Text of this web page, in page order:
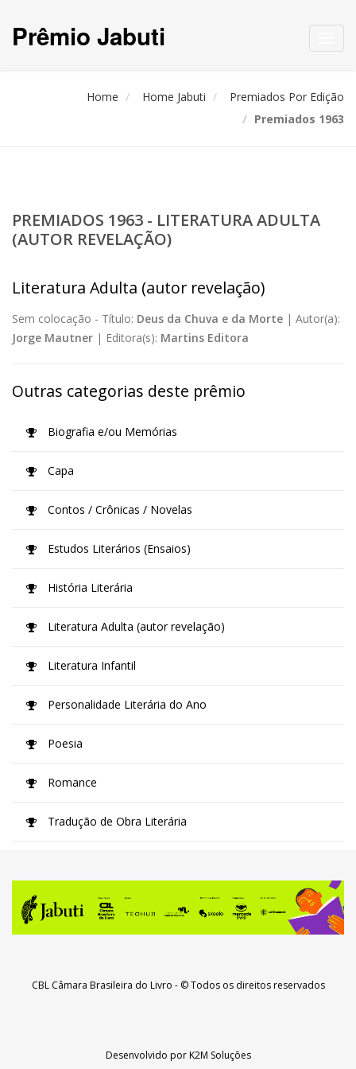
Prêmio Jabuti
Home Home Jabuti
Premiados Por Edição
Premiados 1963
PREMIADOS 1963 - LITERATURA ADULTA
(AUTOR REVELAÇÃO)
Literatura Adulta (autor revelação)
Sem colocação - Título: Deus da Chuva e da Morte | Autor(a):
Jorge Mautner | Editora(s): Martins Editora
Outras categorias deste prêmio
Biografia e/ou Memórias
Capa
Contos / Crônicas / Novelas
Estudos Literários (Ensaios)
História Literária
Literatura Adulta (autor revelação)
Literatura Infantil
Personalidade Literária do Ano
Poesia
Romance
Tradução de Obra Literária
CBL Câmara Brasileira do Livro - © Todos os direitos reservados
Desenvolvido porK2M Soluções